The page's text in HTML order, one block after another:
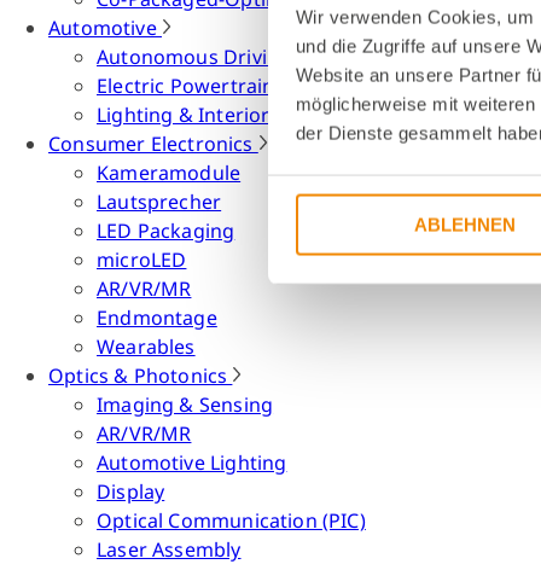
Wir verwenden Cookies,
und die Zugriffe auf unsere
Website an unsere Partner
möglicherweise mit
der Dienste gesammelt
ABLEHNEN
Automotive
Autonomous Driving
Electric Powertrain
Lighting & Interior
Consumer Electronics
Kameramodule
Lautsprecher
LED Packaging
microLED
AR/VR/MR
Endmontage
Wearables
Optics & Photonics
Imaging & Sensing
AR/VR/MR
Automotive Lighting
Display
Optical Communication (PIC)
Laser Assembly